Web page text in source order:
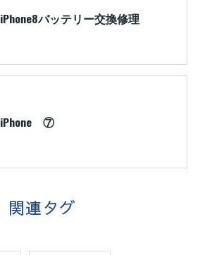
iPhone8バッテリー交換修理
iPhone ⑦
関連タグ